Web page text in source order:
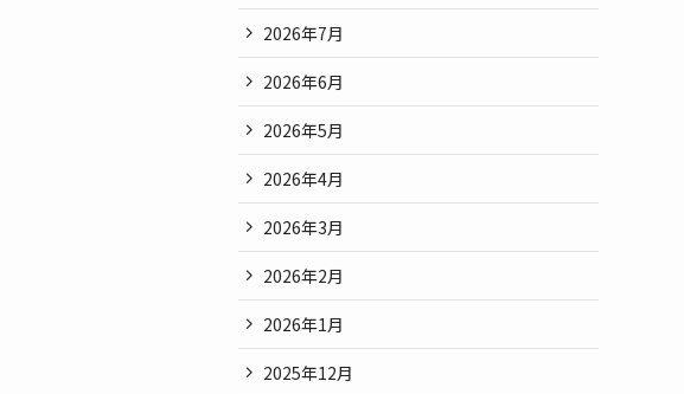
2026年7月
2026年6月
2026年5月
2026年4月
2026年3月
2026年2月
2026年1月
2025年12月